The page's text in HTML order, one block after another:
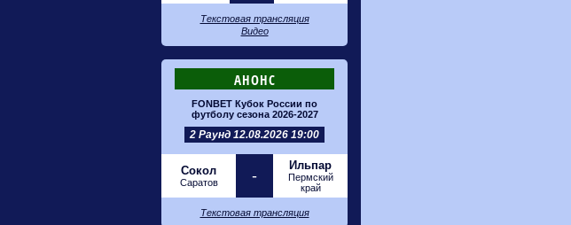
Текстовая трансляция
Видео
АНОНС
FONBET Кубок России по
футболу сезона 2026-2027
2 Раунд 12.08.2026 19:00
Сокол
Саратов -
Ильпар
Пермский
край
Текстовая трансляция